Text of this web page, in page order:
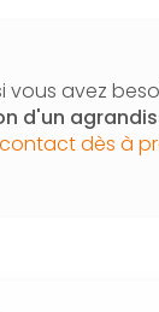
vous avez
d'un
dès à